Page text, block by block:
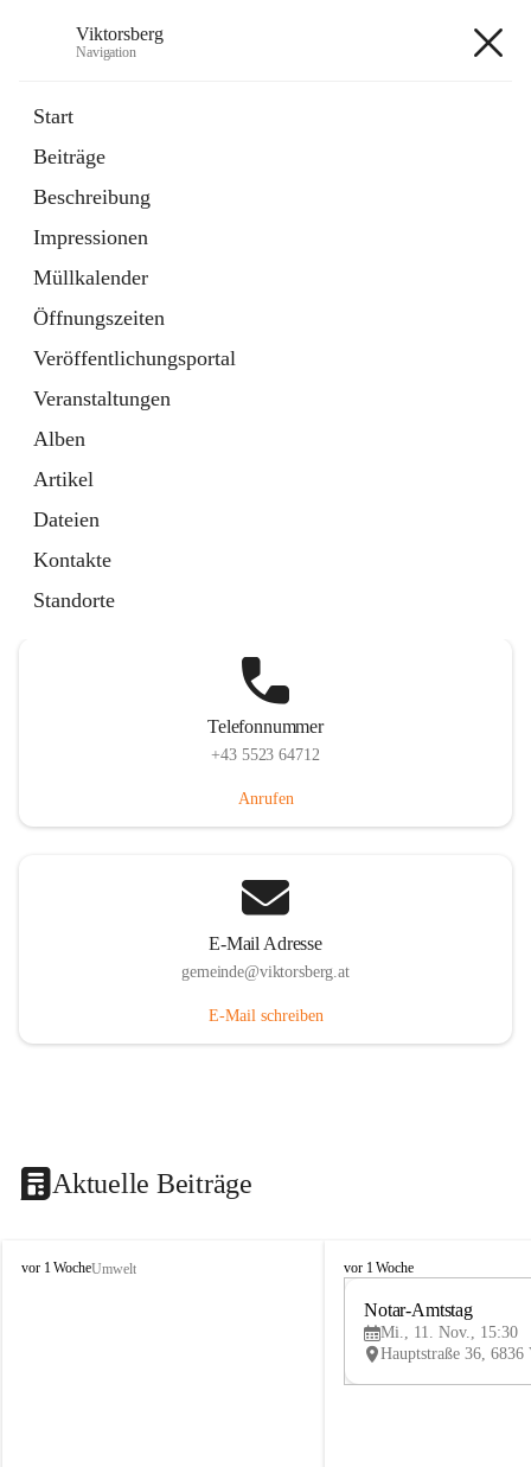
Viktorsberg
Navigation
Start
Beiträge
Beschreibung
Impressionen
Müllkalender
Öffnungszeiten
Veröffentlichungsportal
Veranstaltungen
Alben
Artikel
Dateien
Kontakte
Standorte
1 Schnellzugriff
Bürgerservice
10 Schnellzugriffe
Telefonnummer
+43 5523 64712
Anrufen
E-Mail Adresse
gemeinde@viktorsberg.at
E-Mail schreiben
Aktuelle Beiträge
V
vor 1 WocheUmwelt
V
vor 1 Woche
Notar-Amtstag
Mi., 11. Nov., 15:30